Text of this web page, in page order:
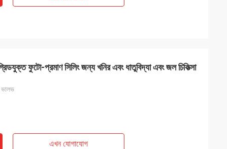
ফুটো-প্রমাণ সিলিং জন্য খনির এবং ধাতুবিদ্যা এবং জল চিকিত্সা
ভালভ
এখন যোগাযোগ